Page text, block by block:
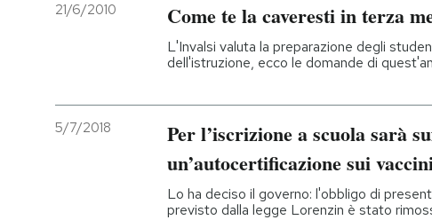
21/6/2010 Come te la caveresti in terza
L'Invalsi valuta la preparazione degli
dell'istruzione, ecco le domande di
5/7/2018
Per l’iscrizione a scuola sarà
un’autocertificazione sui
Lo ha deciso il governo: l'obbligo di
previsto dalla legge Lorenzin è stato